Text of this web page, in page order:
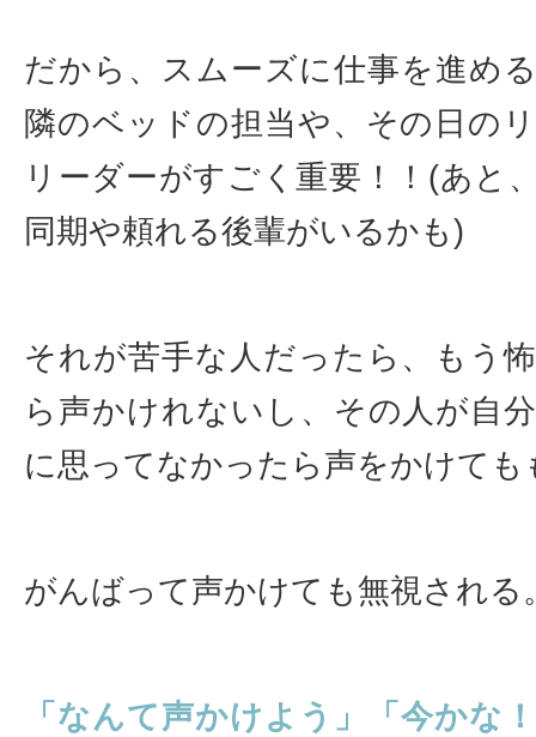
だから、スムーズに仕事を進め
隣のベッドの担当や、その日の
リーダーがすごく重要！！(あと
同期や頼れる後輩がいるかも)
それが苦手な人だったら、もう
ら声かけれないし、その人が自
に思ってなかったら声をかけても
がんばって声かけても無視される
「なんて声かけよう」「今かな